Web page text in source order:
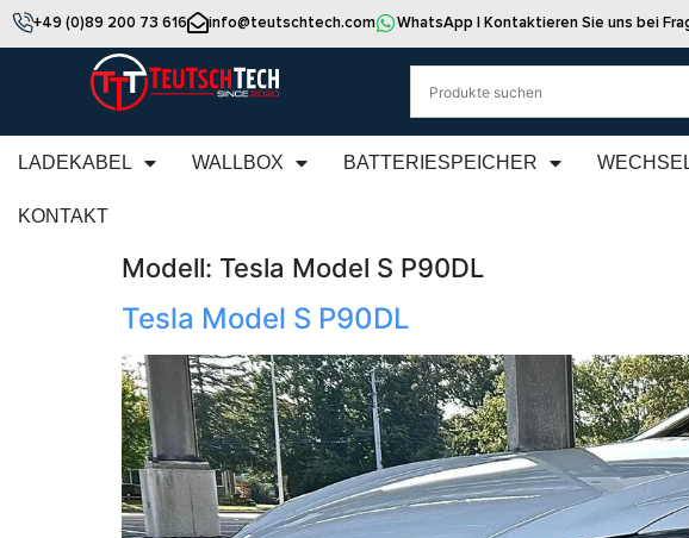
+49 (0)89 200 73 616 info@teutschtech.com WhatsApp | Kontaktieren Sie uns bei
LADEKABEL WALLBOX BATTERIESPEICHER
KONTAKT
Modell: Tesla Model S P90DL
Tesla Model S P90DL